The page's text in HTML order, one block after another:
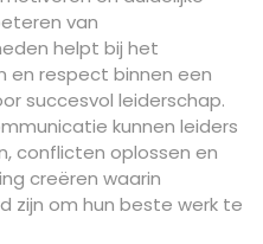
van
helpt bij het
en respect binnen een
succesvol leiderschap.
kunnen leiders
conflicten oplossen en
creëren waarin
zijn om hun beste werk te